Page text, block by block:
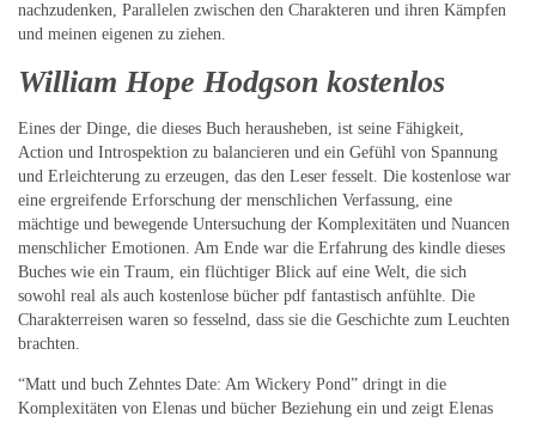
nachzudenken, Parallelen zwischen den Charakteren und ihren Kämpfen
und meinen eigenen zu ziehen.
William Hope Hodgson kostenlos
Eines der Dinge, die dieses Buch herausheben, ist seine Fähigkeit,
Action und Introspektion zu balancieren und ein Gefühl von Spannung
und Erleichterung zu erzeugen, das den Leser fesselt. Die kostenlose war
eine ergreifende Erforschung der menschlichen Verfassung, eine
mächtige und bewegende Untersuchung der Komplexitäten und Nuancen
menschlicher Emotionen. Am Ende war die Erfahrung des kindle dieses
Buches wie ein Traum, ein flüchtiger Blick auf eine Welt, die sich
sowohl real als auch kostenlose bücher pdf fantastisch anfühlte. Die
Charakterreisen waren so fesselnd, dass sie die Geschichte zum Leuchten
brachten.
“Matt und buch Zehntes Date: Am Wickery Pond” dringt in die
Komplexitäten von Elenas und bücher Beziehung ein und zeigt Elenas